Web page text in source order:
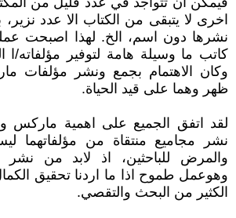
اخرى لا يتبقى من الكتاب الا عدد
نشرها دون اسم، الخ. لهذا اصبحت
كاتب ما وسيلة هامة لتوفير مؤلفاته/ا
وكان الاهتمام بجمع ونشر مؤلفات
ظهر وهما على قيد الحياة.
لقد اتفق الجميع على اهمية ماركس
نشر مجاميع منتقاة من مؤلفاتهما
والمرض للباحثين، اذ لابد من نشر
وهوعمل طموح اذا ما اردنا تحقيق
الكثير من البحث والتقصي.